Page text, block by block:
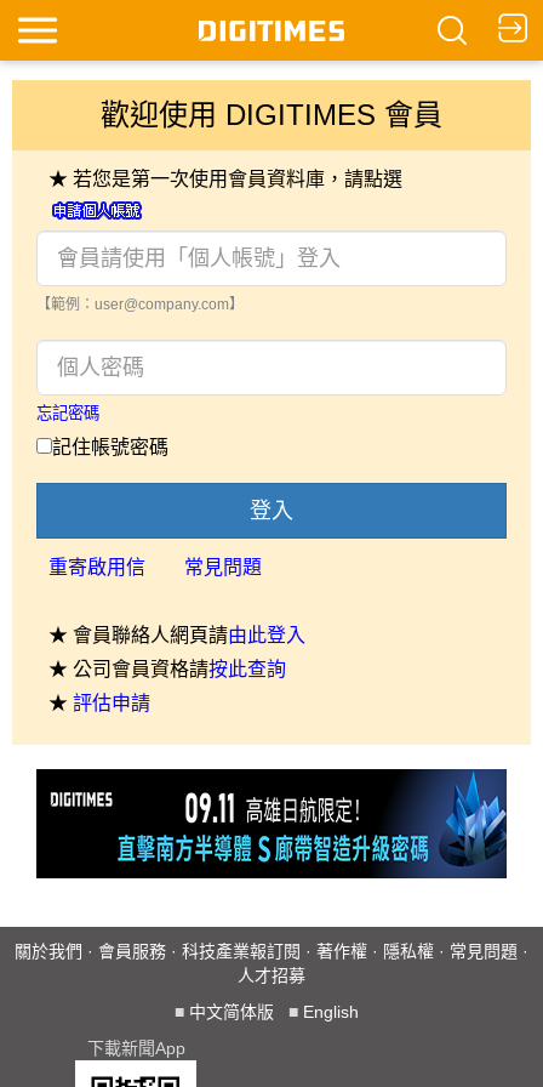
歡迎使用 DIGITIMES 會員
★ 若您是第一次使用會員資料庫，請點選
【範例：user@company.com】
忘記密碼
記住帳號密碼
登入
重寄啟用信 常見問題
★ 會員聯絡人網頁請由此登入
★ 公司會員資格請按此查詢
★ 評估申請
關於我們 · 會員服務 · 科技產業報訂閱 · 著作權 · 隱私權 · 常見問題 ·
人才招募
■ 中文简体版 ■ English
下載新聞App